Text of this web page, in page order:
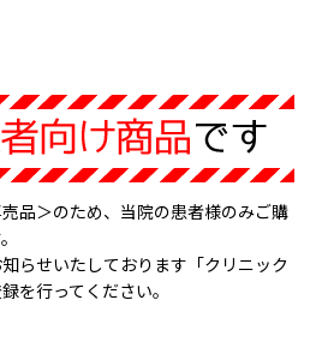
品＞のため、当院の患者様のみご購
らせいたしております「クリニック
を行ってください。